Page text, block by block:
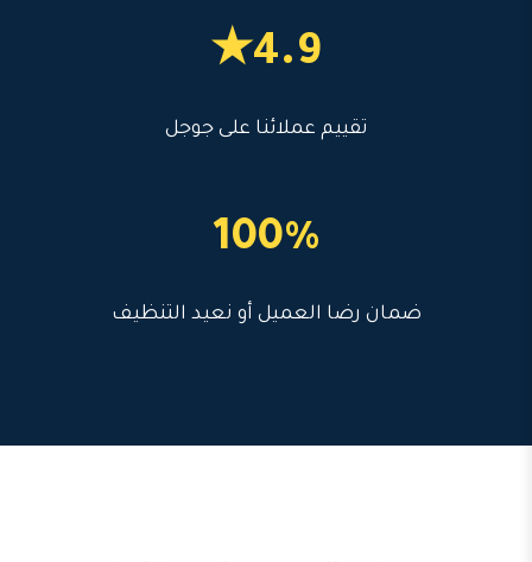
4.9★
تقييم عملائنا على جوجل
100%
ضمان رضا العميل أو نعيد التنظيف